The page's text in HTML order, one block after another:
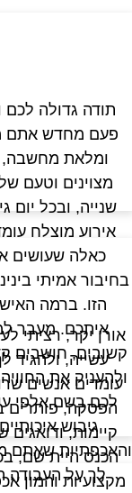
תודה גדולה
פעם מחדש אתם
ומלאת מחשבה,
מצוינים וטעם
שנייה, ובכל יום
אירוע מוצלח
כאלה שעושים
אמיתי
הזו. ברמה
איתכם. מעבר
קשובים, חושבים
ולהעניק את
לכם בשם אלפי
גיבוש
שאתם
לך על העבודה
אורן יקר, רציתי
עשייה, ולהגיד
עומדים אנשים
הפסקה, פותרים
קיימות,
הכנס היית שם,
מקצועיות והמון